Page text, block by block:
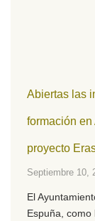
Abiertas las
formación en
proyecto
Septiembre 10,
El
Espuña, como